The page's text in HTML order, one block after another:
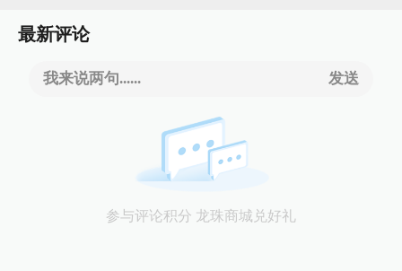
最新评论
我来说两句...... 发送
参与评论积分 龙珠商城兑好礼